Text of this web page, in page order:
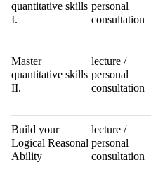
quantitative skills
I.
personal
consultation
Master
quantitative skills
II.
lecture /
personal
consultation
Build your
Logical Reasonal
Ability
lecture /
personal
consultation